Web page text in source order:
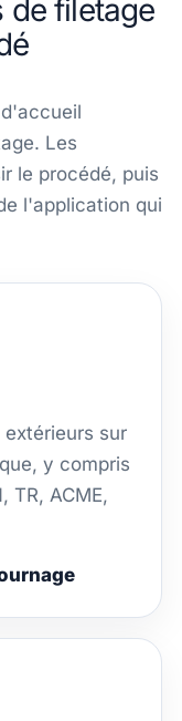
de filetage
Les
le procédé, puis
l'application qui
sur
y compris
TR, ACME,